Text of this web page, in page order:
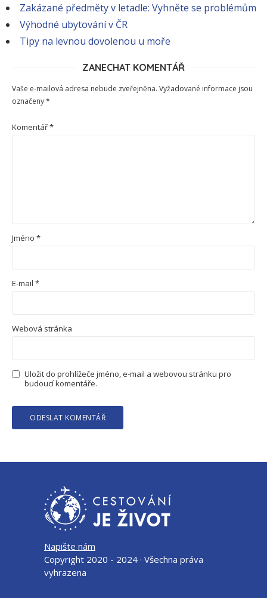
Zakázané předměty v letadle: Vyhněte se problémům
Výhodné ubytování v ČR
Tipy na levnou dovolenou u moře
ZANECHAT KOMENTÁŘ
Vaše e-mailová adresa nebude zveřejněna. Vyžadované informace jsou
označeny*
Komentář*
Jméno *
E-mail *
Webová stránka
Uložit do prohlížeče jméno, e-mail a webovou stránku pro
budoucí komentáře.
Napište nám
Copyright 2020 - 2024 · Všechna práva
vyhrazena